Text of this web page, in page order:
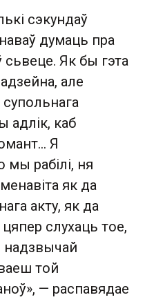
сэкундаў
думаць пра
Як бы гэта
але
адлік, каб
Я
мы рабілі, ня
як да
акту, як да
цяпер слухаць тое,
надзвычай
той
— распавядае